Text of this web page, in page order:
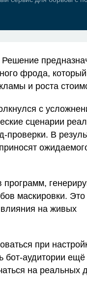
Решение
фрода,
и роста
с
сценарии
В
программ,
маскировки.
на живых
при
ещё
на реальных